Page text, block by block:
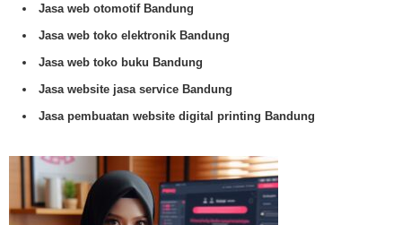
Jasa web otomotif Bandung
Jasa web toko elektronik Bandung
Jasa web toko buku Bandung
Jasa website jasa service Bandung
Jasa pembuatan website digital printing Bandung